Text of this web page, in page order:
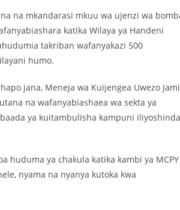
na mkandarasi mkuu wa ujenzi wa
katika Wilaya ya Handeni
takriban wafanyakazi 500
humo.
jana, Meneja wa Kuijengea Uwezo
na wafanyabiashaea wa sekta ya
ya kuitambulisha kampuni iliyoshinda
huduma ya chakula katika kambi ya MCPY
nyama na nyanya kutoka kwa